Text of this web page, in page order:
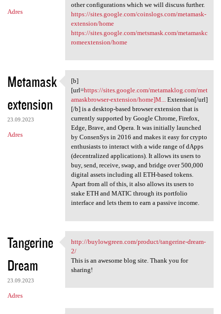
Adres
other configurations which we will discuss further.
https://sites.google.com/coinslogs.com/metamask-
extension/home
https://sites.google.com/metsmask.com/metamaskc
romeextension/home
Metamask
extension
23.09.2023
Adres
[b][url=https://sites.google
[b]
[url=https://sites.google.com/metamaklog.com/met
amaskbrowser-extension/home]M...Extension[/url]
[/b] is a desktop-based browser extension that is
currently supported by Google Chrome, Firefox,
Edge, Brave, and Opera. It was initially launched
by ConsenSys in 2016 and makes it easy for crypto
enthusiasts to interact with a wide range of dApps
(decentralized applications). It allows its users to
buy, send, receive, swap, and bridge over 500,000
digital assets including all ETH-based tokens.
Apart from all of this, it also allows its users to
stake ETH and MATIC through its portfolio
interface and lets them to earn a passive income.
Tangerine
Dream
23.09.2023
Adres
http://buylowgreen.com
http://buylowgreen.com/product/tangerine-dream-
2/
This is an awesome blog site. Thank you for
sharing!